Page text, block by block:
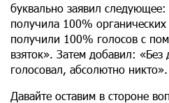
буквально заявил
получила 100%
получили 100% голосов с
взяток». Затем добавил: «Без
голосовал, абсолютно никто».
Давайте оставим в стороне